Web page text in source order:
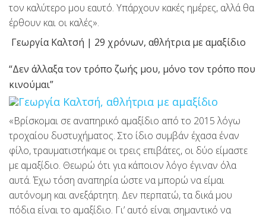
τον καλύτερο μου εαυτό. Υπάρχουν κακές ημέρες, αλλά θα
έρθουν και οι καλές».
Γεωργία Καλτσή | 29 χρόνων, αθλήτρια με αμαξίδιο
“Δεν άλλαξα τον τρόπο ζωής μου, μόνο τον τρόπο που
κινούμαι”
«Βρίσκομαι σε αναπηρικό αμαξίδιο από το 2015 λόγω
τροχαίου δυστυχήματος. Στο ίδιο συμβάν έχασα έναν
φίλο, τραυματιστήκαμε οι τρεις επιβάτες, οι δύο είμαστε
με αμαξίδιο. Θεωρώ ότι για κάποιον λόγο έγιναν όλα
αυτά. Έχω τόση αναπηρία ώστε να μπορώ να είμαι
αυτόνομη και ανεξάρτητη. Δεν περπατώ, τα δικά μου
πόδια είναι το αμαξίδιο. Γι’ αυτό είναι σημαντικό να